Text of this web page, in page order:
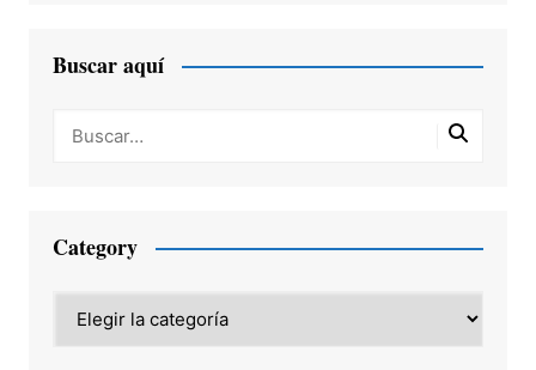
Buscar aquí
Category
Category